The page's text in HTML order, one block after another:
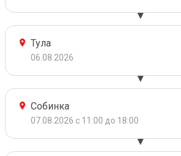
Тула
06.08.2026
Собинка
07.08.2026 с 11:00 до 18:00